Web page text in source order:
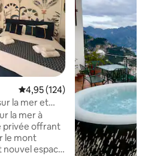
Évaluation moyenne sur la
4,95 (124)
la mer et
la mer à
privée offrant
le mont
nouvel espace